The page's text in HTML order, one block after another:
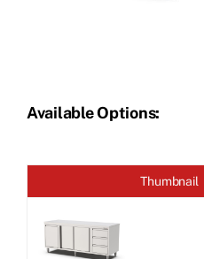
Available Options:
Thumbnail